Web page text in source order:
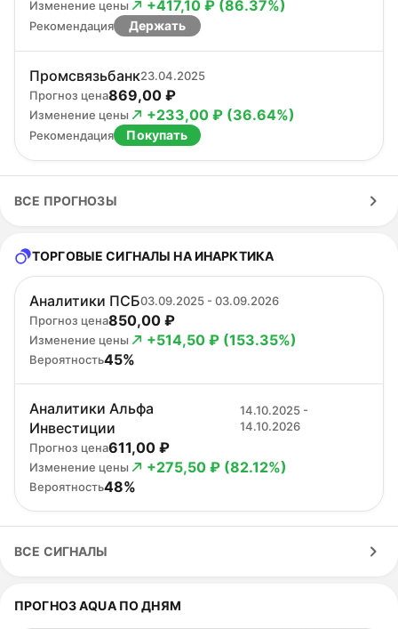
Изменение цены +417,10 ₽ (86.37%)
Рекомендация Держать
Промсвязьбанк23.04.2025
Прогноз цена869,00 ₽
Изменение цены +233,00 ₽ (36.64%)
Рекомендация Покупать
ВСЕ ПРОГНОЗЫ
ТОРГОВЫЕ СИГНАЛЫ НА ИНАРКТИКА
Аналитики ПСБ03.09.2025 - 03.09.2026
Прогноз цена850,00 ₽
Изменение цены +514,50 ₽ (153.35%)
Вероятность45%
Аналитики Альфа
Инвестиции
14.10.2025 -
14.10.2026
Прогноз цена611,00 ₽
Изменение цены +275,50 ₽ (82.12%)
Вероятность48%
ВСЕ СИГНАЛЫ
ПРОГНОЗ AQUA ПО ДНЯМ